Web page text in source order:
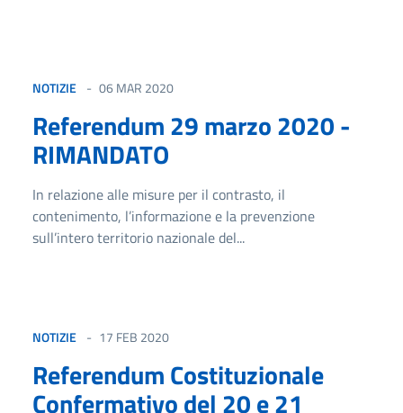
NOTIZIE 06 MAR 2020
Referendum 29 marzo 2020 -
RIMANDATO
In relazione alle misure per il contrasto, il
contenimento, l’informazione e la prevenzione
sull’intero territorio nazionale del...
NOTIZIE 17 FEB 2020
Referendum Costituzionale
Confermativo del 20 e 21